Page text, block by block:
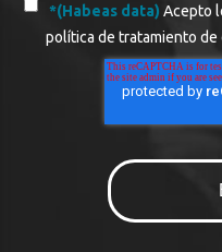
*(Habeas data)Acepto
política de tratamiento de